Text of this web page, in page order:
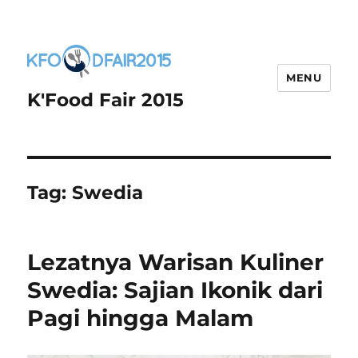
K'Food Fair 2015
MENU
Tag:Swedia
Lezatnya Warisan Kuliner
Swedia: Sajian Ikonik dari
Pagi hingga Malam